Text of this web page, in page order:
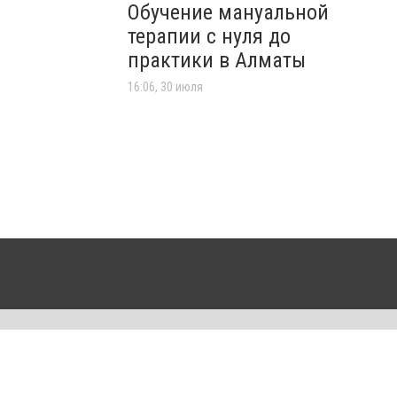
Обучение мануальной
терапии с нуля до
практики в Алматы
16:06, 30 июля